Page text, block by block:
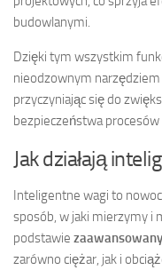
budowlanymi.
Dzięki tym wszystkim
nieodzownym
przyczyniając się do
bezpieczeństwa
Jak działają
Inteligentne wagi to
sposób, w jaki mierzymy i
podstawie
zarówno ciężar, jak i